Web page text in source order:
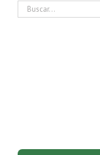
Buscar: